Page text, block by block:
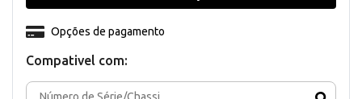
Compativel com:
Opções de pagamento